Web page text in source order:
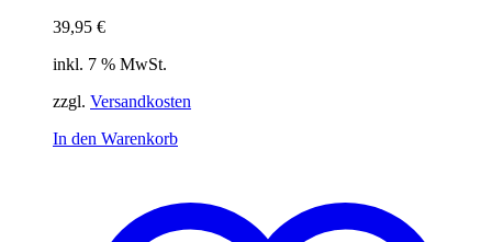
39,95 €
inkl. 7 % MwSt.
zzgl. Versandkosten
In den Warenkorb